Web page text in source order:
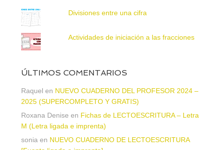
Divisiones entre una cifra
Actividades de iniciación a las fracciones
ÚLTIMOS COMENTARIOS
Raquel en NUEVO CUADERNO DEL PROFESOR 2024 –
2025 (SUPERCOMPLETO Y GRATIS)
Roxana Denise en Fichas de LECTOESCRITURA – Letra
M (Letra ligada e imprenta)
soniaen NUEVO CUADERNO DE LECTOESCRITURA